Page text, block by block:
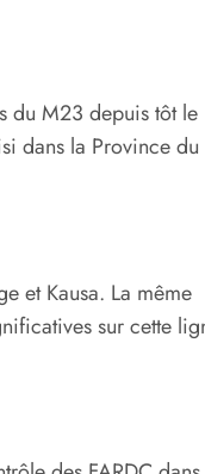
du M23 depuis tôt le
dans la Province du
et Kausa. La même
sur cette